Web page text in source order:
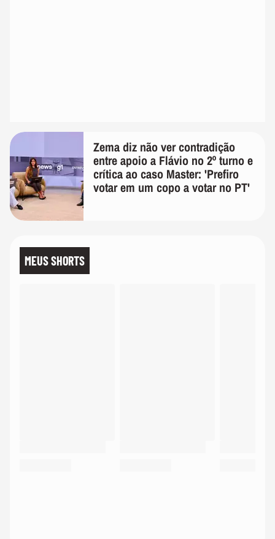
Zema diz não ver contradição
entre apoio a Flávio no 2º turno e
crítica ao caso Master: 'Prefiro
votar em um copo a votar no PT'
MEUS SHORTS